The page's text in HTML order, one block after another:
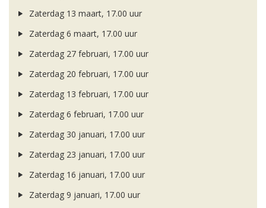
Zaterdag 13 maart, 17.00 uur
Zaterdag 6 maart, 17.00 uur
Zaterdag 27 februari, 17.00 uur
Zaterdag 20 februari, 17.00 uur
Zaterdag 13 februari, 17.00 uur
Zaterdag 6 februari, 17.00 uur
Zaterdag 30 januari, 17.00 uur
Zaterdag 23 januari, 17.00 uur
Zaterdag 16 januari, 17.00 uur
Zaterdag 9 januari, 17.00 uur